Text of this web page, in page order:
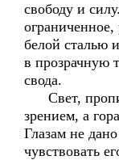
свободу и
белой сталью
в прозрачную
свода.
Свет,
зрением, а
Глазам не
чувствовать